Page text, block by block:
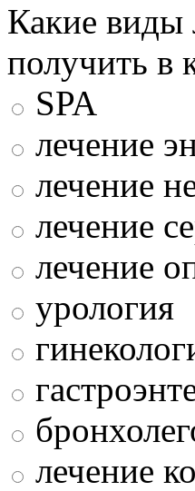
Какие виды
получить в
SPA
лечение
лечение
лечение
лечение
урология
лечение